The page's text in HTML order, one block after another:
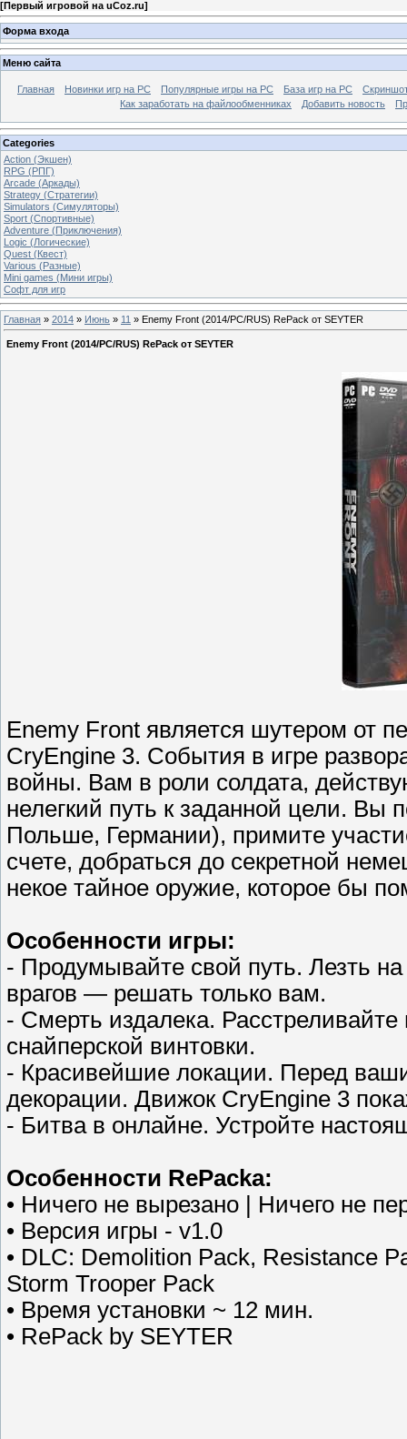
[Первый игровой на uCoz.ru]
Форма входа
Меню сайта
Главная Новинки игр на PC Популярные игры на PC База игр на РС
Как заработать на файлообменниках
Добавить новость
Categories
Action (Экшен)
RPG (РПГ)
Arcade (Аркады)
Strategy (Стратегии)
Simulators (Симуляторы)
Sport (Спортивные)
Adventure (Приключения)
Logic (Логические)
Quest (Квест)
Various (Разные)
Mini games (Мини игры)
Софт для игр
Главная » 2014 » Июнь » 11 » Enemy Front (2014/PC/RUS) RePack от SEYTER
Enemy Front (2014/PC/RUS) RePack от SEYTER
Enemy Front является шутером от
CryEngine 3. События в игре
войны. Вам в роли солдата,
нелегкий путь к заданной цели. Вы
Польше, Германии), примите
счете, добраться до секретной
некое тайное оружие, которое бы
Особенности игры:
- Продумывайте свой путь. Лезть
врагов — решать только вам.
- Смерть издалека.
снайперской винтовки.
- Красивейшие локации. Перед
декорации. Движок CryEngine 3
- Битва в онлайне. Устройте
Особенности RePacka:
• Ничего не вырезано | Ничего не
• Версия игры - v1.0
• DLC: Demolition Pack, Resistance
Storm Trooper Pack
• Время установки ~ 12 мин.
• RePack by SEYTER